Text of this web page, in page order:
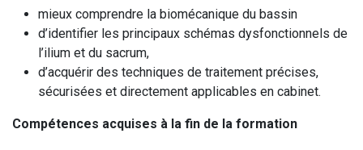
mieux comprendre la biomécanique du bassin
d’identifier les principaux schémas dysfonctionnels de
l’ilium et du sacrum,
d’acquérir des techniques de traitement précises,
sécurisées et directement applicables en cabinet.
Compétences acquises à la fin de la formation